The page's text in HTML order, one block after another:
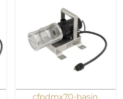
cfpdmx70-basin,